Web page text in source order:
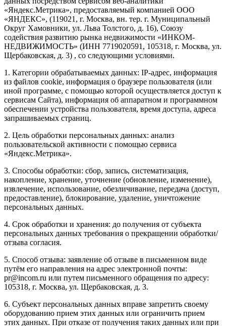
«Яндекс.Метрика», предоставляемый компанией ООО
«ЯНДЕКС», (119021, г. Москва, вн. тер. г. Муниципальный
Округ Хамовники, ул. Льва Толстого, д. 16), Союзу
содействия развитию рынка недвижимости «ИНКОМ-
НЕДВИЖИМОСТЬ» (ИНН 7719020591, 105318, г. Москва, ул.
Щербаковская, д. 3) , со следующими условиями.
1. Категории обрабатываемых данных: IP-адрес, информация
из файлов cookie, информация о браузере пользователя (или
иной программе, с помощью которой осуществляется доступ к
сервисам Сайта), информация об аппаратном и программном
обеспечении устройства пользователя, время доступа, адреса
запрашиваемых страниц.
2. Цель обработки персональных данных: анализ
пользовательской активности с помощью сервиса
«Яндекс.Метрика».
3. Способы обработки: сбор, запись, систематизация,
накопление, хранение, уточнение (обновление, изменение),
извлечение, использование, обезличивание, передача (доступ,
предоставление), блокирование, удаление, уничтожение
персональных данных.
4. Срок обработки и хранения: до получения от субъекта
персональных данных требования о прекращении обработки/
отзыва согласия.
5. Способ отзыва: заявление об отзыве в письменном виде
путём его направления на адрес электронной почты:
pr@incom.ru или путем письменного обращения по адресу:
105318, г. Москва, ул. Щербаковская, д. 3.
6. Субъект персональных данных вправе запретить своему
оборудованию прием этих данных или ограничить прием
этих данных. При отказе от получения таких данных или при